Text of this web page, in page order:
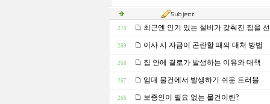
270 최근엔 인기 있는 설비가 갖춰진 집을
269 이사 시 자금이 곤란할 때의 대처 방법
268 집 안에 결로가 발생하는 이유와 대책
267 임대 물건에서 발생하기 쉬운 트러블
266 보증인이 필요 없는 물건이란?